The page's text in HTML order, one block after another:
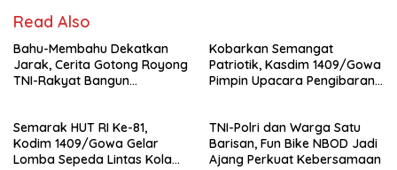
Read Also
Bahu-Membahu Dekatkan
Jarak, Cerita Gotong Royong
TNI-Rakyat Bangun
Kobarkan Semangat
Patriotik, Kasdim 1409/Gowa
Pimpin Upacara Pengibaran
Semarak HUT RI Ke-81,
Kodim 1409/Gowa Gelar
Lomba Sepeda Lintas Kolam
TNI-Polri dan Warga Satu
Barisan, Fun Bike NBOD Jadi
Ajang Perkuat Kebersamaan